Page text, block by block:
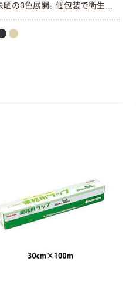
晒の3色展開。個包装で衛生面
。Plastics Smart（プラスチッ
ート）参加商品です。